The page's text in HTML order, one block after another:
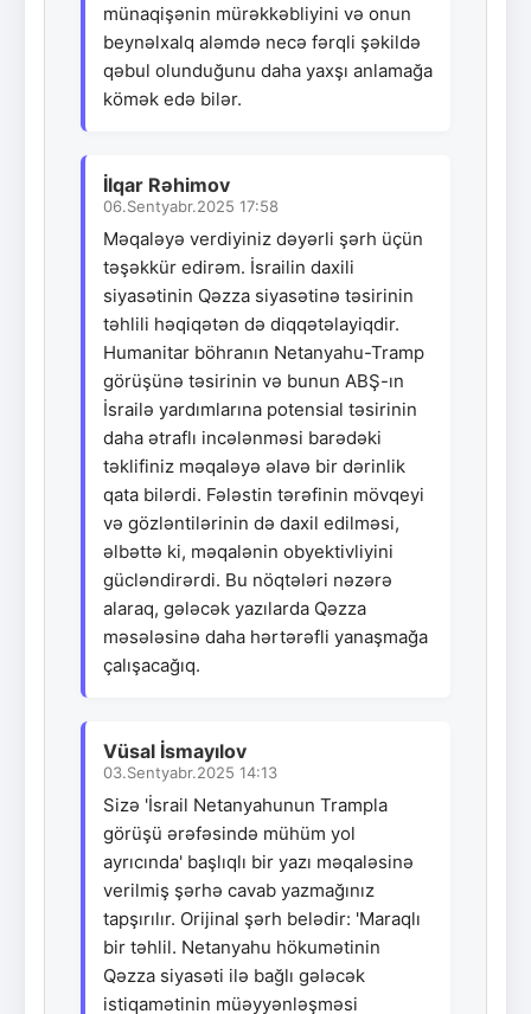
münaqişənin mürəkkəbliyini və onun
beynəlxalq aləmdə necə fərqli şəkildə
qəbul olunduğunu daha yaxşı anlamağa
kömək edə bilər.
İlqar Rəhimov
06.Sentyabr.2025 17:58
Məqaləyə verdiyiniz dəyərli şərh üçün
təşəkkür edirəm. İsrailin daxili
siyasətinin Qəzza siyasətinə təsirinin
təhlili həqiqətən də diqqətəlayiqdir.
Humanitar böhranın Netanyahu-Tramp
görüşünə təsirinin və bunun ABŞ-ın
İsrailə yardımlarına potensial təsirinin
daha ətraflı incələnməsi barədəki
təklifiniz məqaləyə əlavə bir dərinlik
qata bilərdi. Fələstin tərəfinin mövqeyi
və gözləntilərinin də daxil edilməsi,
əlbəttə ki, məqalənin obyektivliyini
gücləndirərdi. Bu nöqtələri nəzərə
alaraq, gələcək yazılarda Qəzza
məsələsinə daha hərtərəfli yanaşmağa
çalışacağıq.
Vüsal İsmayılov
03.Sentyabr.2025 14:13
Sizə 'İsrail Netanyahunun Trampla
görüşü ərəfəsində mühüm yol
ayrıcında' başlıqlı bir yazı məqaləsinə
verilmiş şərhə cavab yazmağınız
tapşırılır. Orijinal şərh belədir: 'Maraqlı
bir təhlil. Netanyahu hökumətinin
Qəzza siyasəti ilə bağlı gələcək
istiqamətinin müəyyənləşməsi